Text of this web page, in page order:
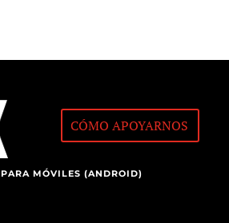
CÓMO APOYARNOS
PARA MÓVILES (ANDROID)